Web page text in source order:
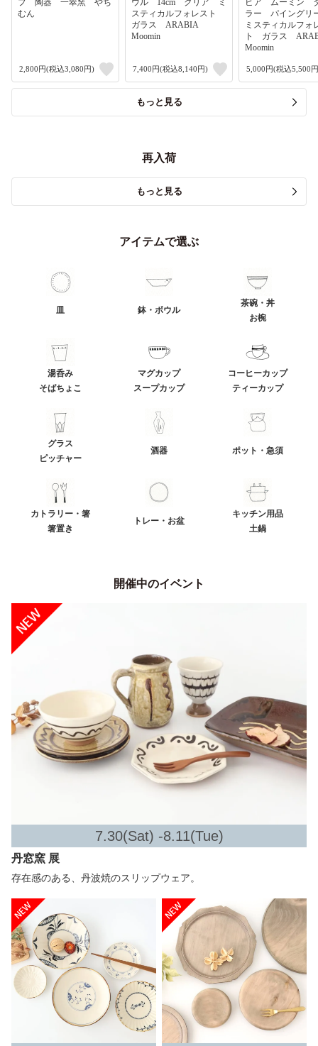
プ 陶器 一翠窯 やち
むん
2,800円(税込3,080円)
ウル 14cm クリア ミ
スティカルフォレスト
ガラス ARABIA
Moomin
7,400円(税込8,140円)
ビア ムーミン
ラー パイング
ミスティカルフォ
ト ガラス
Moomin
5,000円(税込5,500
もっと見る
再入荷
もっと見る
アイテムで選ぶ
皿 鉢・ボウル
茶碗・丼
お椀
湯呑み
そばちょこ
マグカップ
スープカップ
コーヒーカップ
ティーカップ
グラス
ピッチャー
酒器 ポット・急須
カトラリー・箸
箸置き
トレー・お盆
キッチン用品
土鍋
開催中のイベント
7.30(Sat) -8.11(Tue)
丹窓窯 展
存在感のある、丹波焼のスリップウェア。